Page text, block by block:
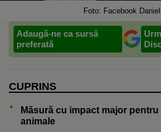
Foto: Facebook
Adaugă-ne ca sursă
preferată
CUPRINS
Măsură cu impact major
animale